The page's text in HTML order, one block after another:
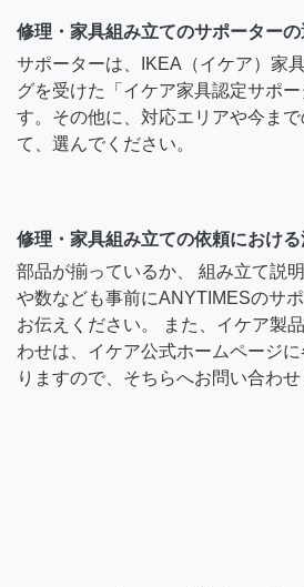
修理・家具組み立てのサポーターの
サポーターは、IKEA（イケア）家
グを受けた「イケア家具認定サポ
す。その他に、対応エリアや今ま
て、選んでください。
修理・家具組み立ての依頼における
部品が揃っているか、 組み立て説
や数なども事前にANYTIMESのサ
お伝えください。 また、イケア製
わせは、イケア公式ホームページ
りますので、そちらへお問い合わせ